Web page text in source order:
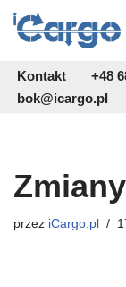
do
treści
Kontakt
+48
bok@icargo.pl
przez iCargo.pl